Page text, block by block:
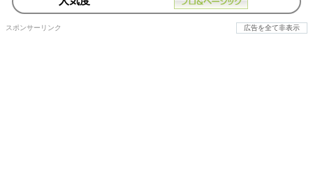
スポンサーリンク 広告を全て非表示